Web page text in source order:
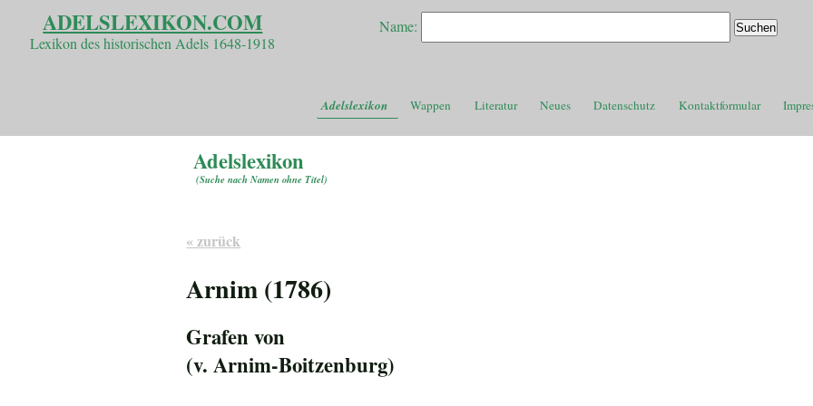
ADELSLEXIKON.COM
Lexikon des historischen Adels 1648-1918
Name:
Adelslexikon Wappen Literatur Neues Datenschutz Kontaktformular
Adelslexikon
(Suche nach Namen ohne Titel)
« zurück
Arnim (1786)
Grafen von
(v. Arnim-Boitzenburg)